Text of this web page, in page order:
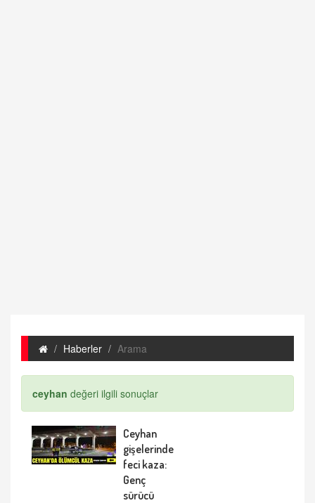
Haberler Arama
ceyhan değeri ilgili sonuçlar
Ceyhan
gişelerinde
feci kaza:
Genç
sürücü